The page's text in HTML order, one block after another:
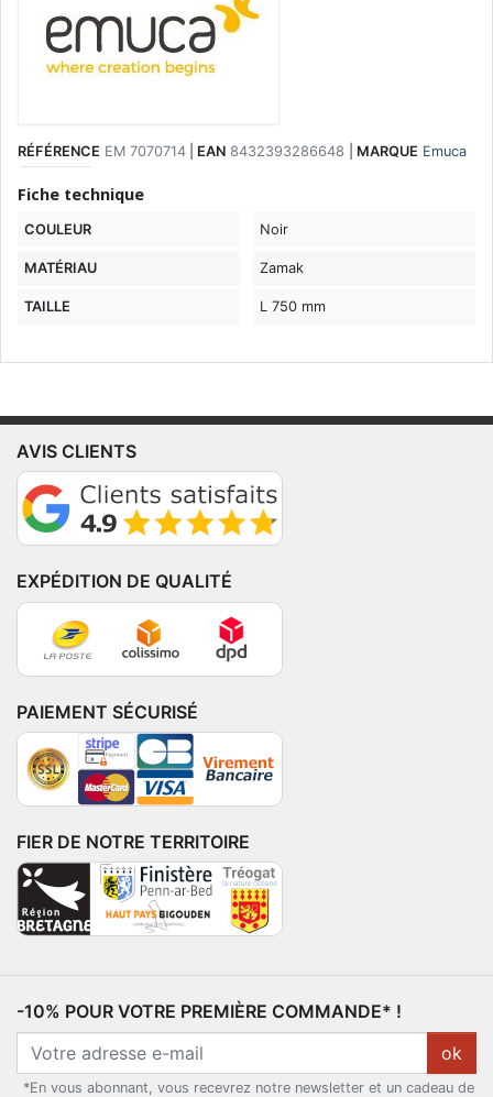
RÉFÉRENCE EM 7070714 EAN 8432393286648 MARQUE Emuca
Fiche technique
COULEUR Noir
MATÉRIAU Zamak
TAILLE L 750 mm
AVIS CLIENTS
EXPÉDITION DE QUALITÉ
PAIEMENT SÉCURISÉ
FIER DE NOTRE TERRITOIRE
-10% POUR VOTRE PREMIÈRE COMMANDE* !
ok
*En vous abonnant, vous recevrez notre newsletter et un cadeau de